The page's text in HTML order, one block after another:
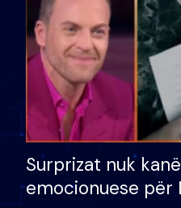
Surprizat nuk
emocionuese për